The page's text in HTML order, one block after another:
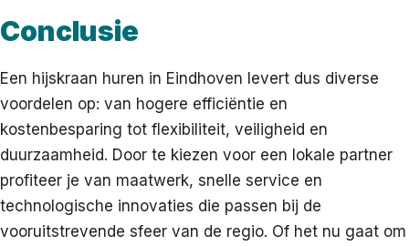
Conclusie
Een hijskraan huren in Eindhoven levert dus diverse
voordelen op: van hogere efficiëntie en
kostenbesparing tot flexibiliteit, veiligheid en
duurzaamheid. Door te kiezen voor een lokale partner
profiteer je van maatwerk, snelle service en
technologische innovaties die passen bij de
vooruitstrevende sfeer van de regio. Of het nu gaat om